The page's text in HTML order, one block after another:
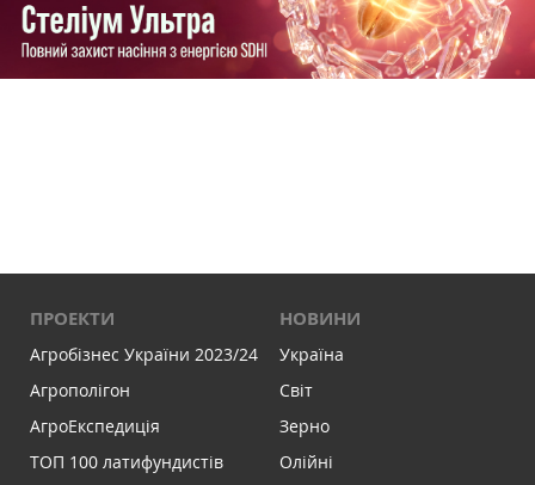
ПРОЕКТИ
Агробізнес України 2023/24
Агрополігон
АгроЕкспедиція
ТОП 100 латифундистів
НОВИНИ
Україна
Світ
Зерно
Олійні